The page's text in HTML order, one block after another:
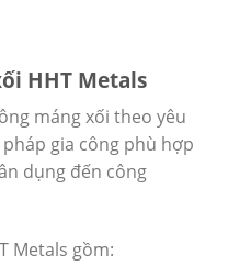
HHT Metals
máng xối theo yêu
gia công phù hợp
dụng đến công
Metals gồm: